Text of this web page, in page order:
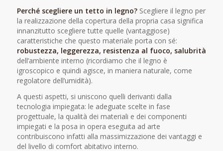
Perché scegliere un tetto in legno?Scegliere il legno per
la realizzazione della copertura della propria casa significa
innanzitutto scegliere tutte quelle (vantaggiose)
caratteristiche che questo materiale porta con sé:
robustezza, leggerezza, resistenza al fuoco, salubrità
dell’ambiente interno (ricordiamo che il legno è
igroscopico e quindi agisce, in maniera naturale, come
regolatore dell’umidità).
A questi aspetti, si uniscono quelli derivanti dalla
tecnologia impiegata: le adeguate scelte in fase
progettuale, la qualità dei materiali e dei componenti
impiegati e la posa in opera eseguita ad arte
contribuiscono infatti alla massimizzazione dei vantaggi e
del livello di comfort abitativo interno.